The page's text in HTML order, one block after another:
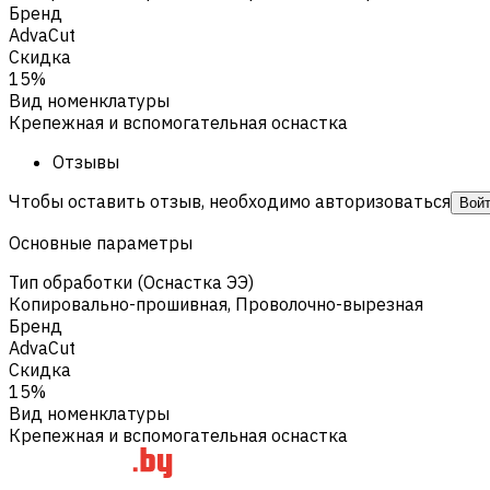
Бренд
AdvaCut
Скидка
15%
Вид номенклатуры
Крепежная и вспомогательная оснастка
Отзывы
Чтобы оставить отзыв, необходимо авторизоваться
Основные параметры
Тип обработки (Оснастка ЭЭ)
Копировально-прошивная, Проволочно-вырезная
Бренд
AdvaCut
Скидка
15%
Вид номенклатуры
Крепежная и вспомогательная оснастка